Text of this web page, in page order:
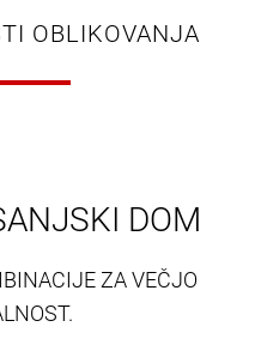
OBLIKOVANJA
DOM
ZA VEČJO